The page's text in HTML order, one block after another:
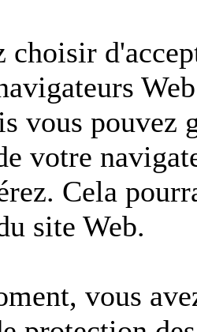
choisir
vous pouvez
votre
Cela
site Web.
vous